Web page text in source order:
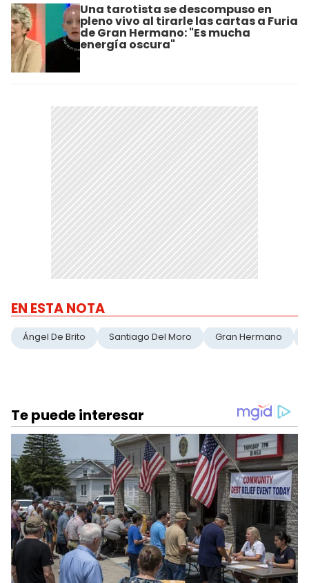
Una tarotista se descompuso en
pleno vivo al tirarle las cartas a Furia
de Gran Hermano: "Es mucha
energía oscura"
EN ESTA NOTA
Ángel De Brito Santiago Del Moro Gran Hermano